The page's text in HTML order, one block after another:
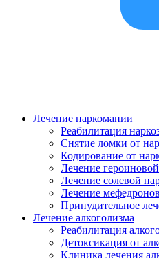
Лечение наркомании
Реабилитация
Снятие ломки от
Кодирование от
Лечение
Лечение солевой
Лечение
Принудительное
Лечение алкоголизма
Реабилитация
Детоксикация от
Клиника лечения